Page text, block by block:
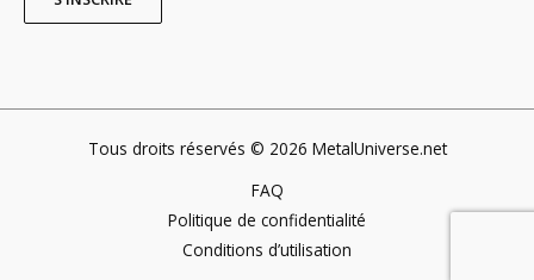
Tous droits réservés © 2026 MetalUniverse.net
FAQ
Politique de confidentialité
Conditions d’utilisation